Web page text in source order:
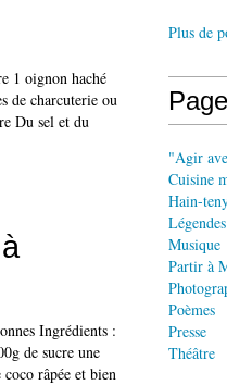
1 oignon haché
de charcuterie ou
Du sel et du
Ingrédients :
de sucre une
râpée et bien
Plus de
"Agir
Cuisine
Hain-
Légendes
Musique
Partir à
Poèmes
Presse
Théâtre